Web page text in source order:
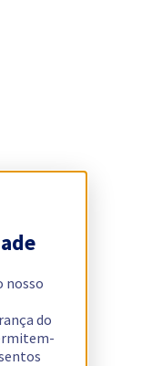
nosso
do